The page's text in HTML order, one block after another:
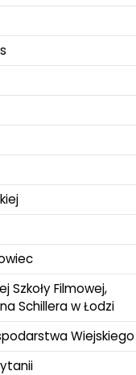
Szkoły Filmowej,
Schillera w Łodzi
Wiejskiego